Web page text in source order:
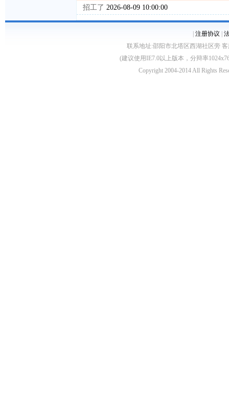
招工了 2026-08-09 10:00:00
注册协议
联系地址:邵阳市北塔区西湖社区旁 客
(建议使用IE7.0以上版本，分辩率
Copyright 2004-2014 All Rights